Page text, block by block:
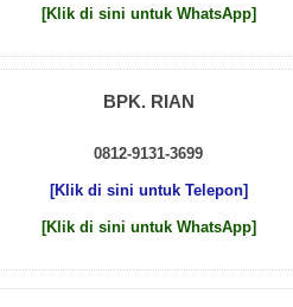
[Klik di sini untuk WhatsApp]
BPK. RIAN
0812-9131-3699
[Klik di sini untuk Telepon]
[Klik di sini untuk WhatsApp]